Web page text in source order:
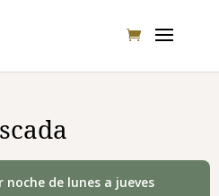
noche de lunes a jueves